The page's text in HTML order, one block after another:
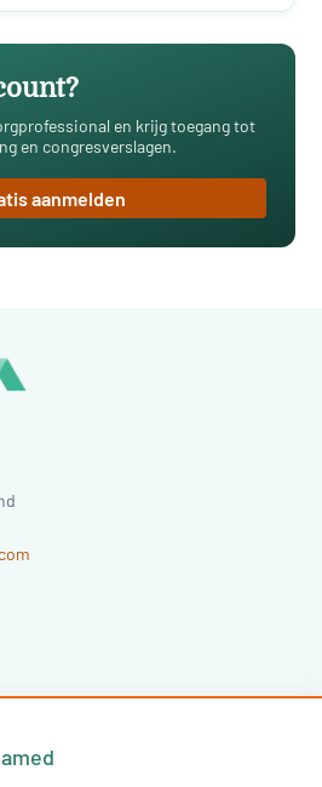
en krijg toegang tot
en congresverslagen.
aanmelden